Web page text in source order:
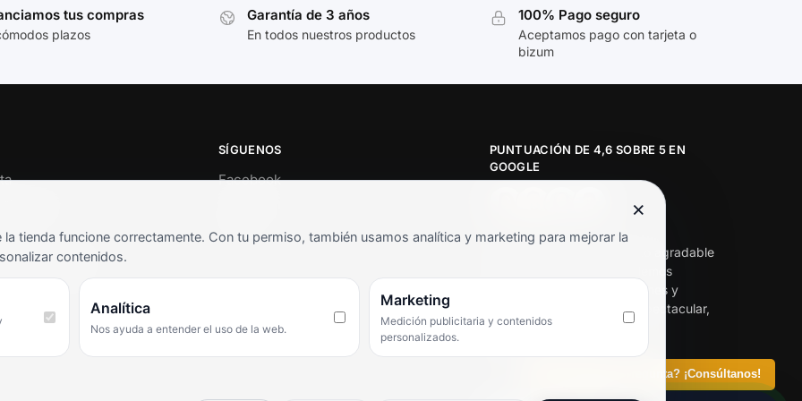
¿Tienes alguna pregunta? ¡Consúltanos!
tus compras
plazos
Garantía de 3 años
En todos nuestros productos
100% Pago seguro
Aceptamos pago con tarjeta o
bizum
cliente
y condiciones
frecuentes
SÍGUENOS
Facebook
PUNTUACIÓN DE 4,6 SOBRE 5 EN
GOOGLE
★★★★★
«Servicio de calidad y trato agradable
con precios excelentes. Hemos
comprado en varias ocasiones y
siempre dan respuesta. Espectacular,
servicio de 10.»
×
tienda funcione correctamente. Con tu permiso, también usamos analítica y marketing para mejorar la
contenidos.
Analítica
Nos ayuda a entender el uso de la web.
Marketing
Medición publicitaria y contenidos
personalizados.